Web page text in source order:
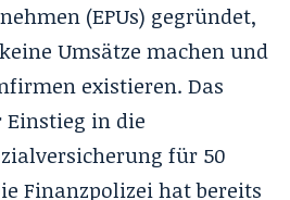
(EPUs) gegründet,
Umsätze machen und
existieren. Das
in die
für 50
Finanzpolizei hat bereits